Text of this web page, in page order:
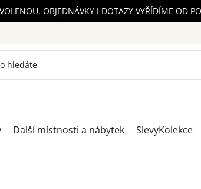
OBJEDNÁVKY I DOTAZY VYŘÍDÍME OD
Další místnosti a nábytek SlevyKolekce